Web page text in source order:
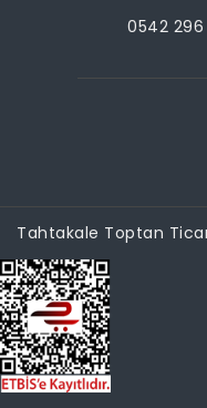
0542
Tahtakale Toptan